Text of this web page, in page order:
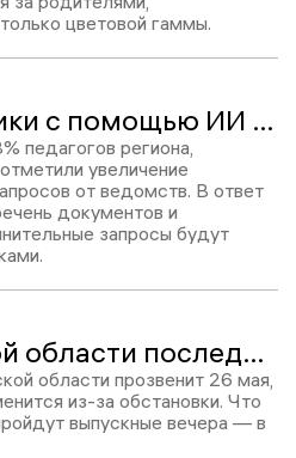
цветовой гаммы.
Курские чиновники с помощью ИИ попробую разгрузить учителей от лишней бумажной нагрузки
педагогов региона,
увеличение
от ведомств. В ответ
документов и
запросы будут
В школах Курской области последние звонки и выпускные пройдут в закрытых помещениях
области прозвенит 26 мая,
из-за обстановки. Что
выпускные вечера — в